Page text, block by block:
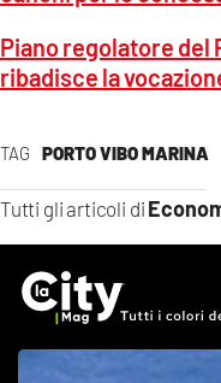
TAG PORTO VIBO MARINA
Tutti gli articoli di
Piano regolatore del
ribadisce la